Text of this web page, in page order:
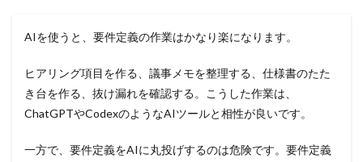
AIを使うと、要件定義の作業はかなり楽になります。
ヒアリング項目を作る、議事メモを整理する、仕様書のたた
き台を作る、抜け漏れを確認する。こうした作業は、
ChatGPTやCodexのようなAIツールと相性が良いです。
一方で、要件定義をAIに丸投げするのは危険です。要件定義